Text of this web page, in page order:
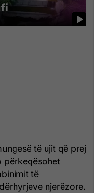
të ujit që prej
përkeqësohet
të
njerëzore.